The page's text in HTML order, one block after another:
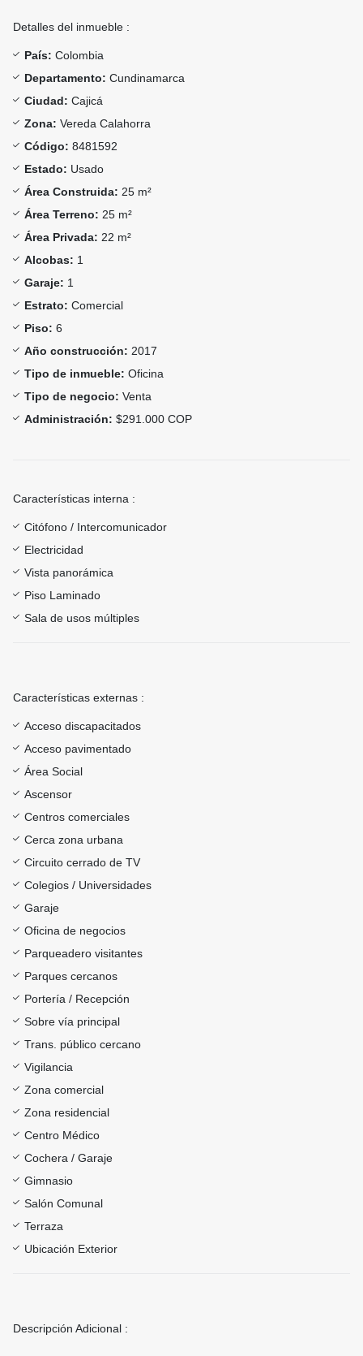
Detalles del inmueble :
País: Colombia
Departamento: Cundinamarca
Ciudad: Cajicá
Zona: Vereda Calahorra
Código: 8481592
Estado: Usado
Área Construida: 25 m²
Área Terreno: 25 m²
Área Privada: 22 m²
Alcobas: 1
Garaje: 1
Estrato: Comercial
Piso: 6
Año construcción: 2017
Tipo de inmueble: Oficina
Tipo de negocio: Venta
Administración: $291.000 COP
Características interna :
Citófono / Intercomunicador
Electricidad
Vista panorámica
Piso Laminado
Sala de usos múltiples
Características externas :
Acceso discapacitados
Acceso pavimentado
Área Social
Ascensor
Centros comerciales
Cerca zona urbana
Circuito cerrado de TV
Colegios / Universidades
Garaje
Oficina de negocios
Parqueadero visitantes
Parques cercanos
Portería / Recepción
Sobre vía principal
Trans. público cercano
Vigilancia
Zona comercial
Zona residencial
Centro Médico
Cochera / Garaje
Gimnasio
Salón Comunal
Terraza
Ubicación Exterior
Descripción Adicional :